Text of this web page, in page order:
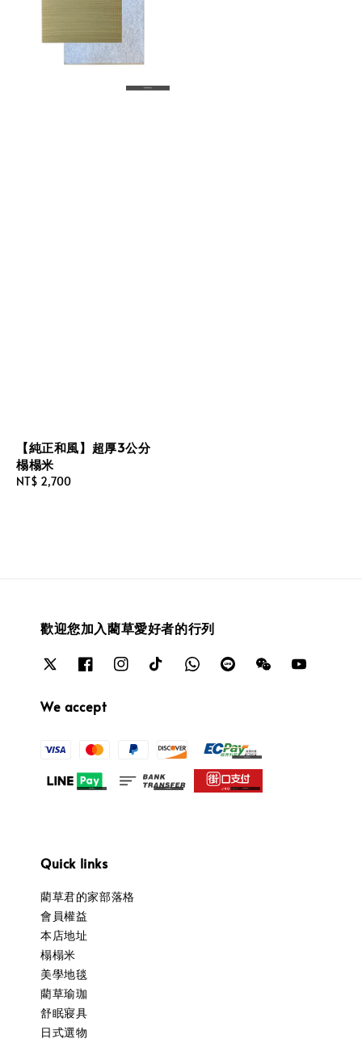
【純正和風】超厚3公分
榻榻米
Regular
NT$ 2,700
歡迎您加入藺草愛好者的行列
We accept
Quick links
藺草君的家部落格
會員權益
本店地址
榻榻米
美學地毯
藺草瑜珈
舒眠寢具
日式選物